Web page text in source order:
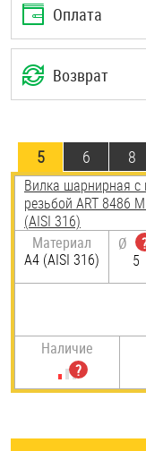
Штифты и
Оплата
Возврат
5 6 8
Вилка шарнирная с
резьбой ART 8486
(AISI 316)
Материал
A4 (AISI 316)
Ø
5
Наличие